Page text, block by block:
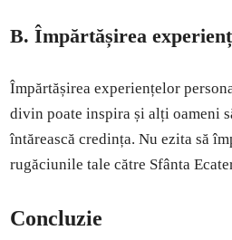
B. Împărtășirea
Împărtășirea experiențelor
divin poate inspira și alți oameni
întărească credința. Nu ezita să
rugăciunile tale către Sfânta
Concluzie